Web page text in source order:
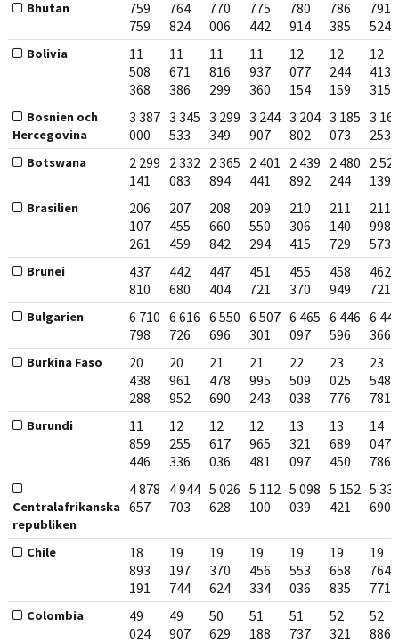
Bhutan
759
759
764
824
770
006
775
442
780
914
786
385
791
524
Bolivia
11
508
368
11
671
386
11
816
299
11
937
360
12
077
154
12
244
159
12
413
315
Bosnien och
Hercegovina
3 387
000
3 345
533
3 299
349
3 244
907
3 204
802
3 185
073
3
253
Botswana
2 299
141
2 332
083
2 365
894
2 401
441
2 439
892
2 480
244
2
139
Brasilien
206
107
261
207
455
459
208
660
842
209
550
294
210
306
415
211
140
729
211
998
573
Brunei
437
810
442
680
447
404
451
721
455
370
458
949
462
721
Bulgarien
6 710
798
6 616
726
6 550
696
6 507
301
6 465
097
6 446
596
6
366
Burkina Faso
20
438
288
20
961
952
21
478
690
21
995
243
22
509
038
23
025
776
23
548
781
Burundi
11
859
446
12
255
336
12
617
036
12
965
481
13
321
097
13
689
450
14
047
786
Centralafrikanska
republiken
4 878
657
4 944
703
5 026
628
5 112
100
5 098
039
5 152
421
5
690
Chile
18
893
191
19
197
744
19
370
624
19
456
334
19
553
036
19
658
835
19
764
771
Colombia
49
024
49
907
50
629
51
188
51
737
52
321
52
886